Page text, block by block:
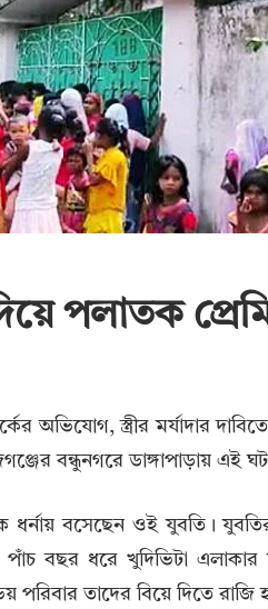
পলাতক
অভিযোগ, স্ত্রীর মর্যাদার
বন্ধুনগরে ডাঙ্গাপাড়ায় এই
ধর্নায় বসেছেন ওই যুবতি।
বছর ধরে খুদিভিটা এলাকার
তাদের বিয়ে দিতে রাজি